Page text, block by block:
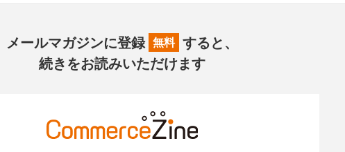
メールマガジンに登録 無料 すると、
続きをお読みいただけます